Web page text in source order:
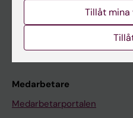
Kurs- och programwebbar
Student på KI
Medarbetare
Medarbetarportalen
Tillåt mina